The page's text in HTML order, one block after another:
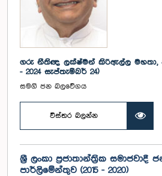
ගරු නීතිඥ ලක්ෂ්මන් කිරිඇල්ල මහතා,
- 2024 සැප්තැම්බර් 24)
සමගි ජන බලවේගය
විස්තර බලන්න
ශ්‍රී ලංකා ප්‍රජාතාන්ත්‍රික සමාජවාදී
පාර්ලිමේන්තුව (2015 - 2020)